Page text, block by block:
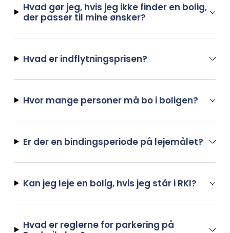
Hvad gør jeg, hvis jeg ikke finder en bolig,
der passer til mine ønsker?
Hvad er indflytningsprisen?
Hvor mange personer må bo i boligen?
Er der en bindingsperiode på lejemålet?
Kan jeg leje en bolig, hvis jeg står i RKI?
Hvad er reglerne for parkering på